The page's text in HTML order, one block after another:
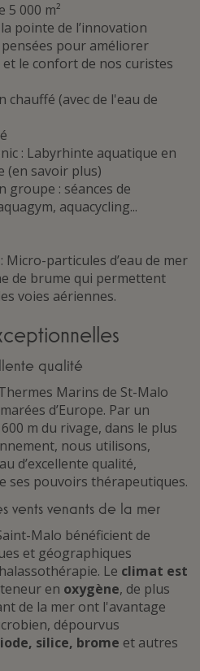
5 000 m²
pointe de l’innovation
pour améliorer
et le confort de nos curistes
chauffé (avec de l'eau de
: Labyrhinte aquatique en
(en savoir plus)
groupe : séances de
aquacycling...
particules d’eau de mer
de brume qui permettent
voies aériennes.
qualité
Marins de St-Malo
d’Europe. Par un
m du rivage, dans le plus
nous utilisons,
d’excellente qualité,
ses pouvoirs thérapeutiques.
vents venants de la mer
Malo bénéficient de
et géographiques
Le climat est
en oxygène, de plus
de la mer ont l'avantage
dépourvus
iode, silice, brome et autres